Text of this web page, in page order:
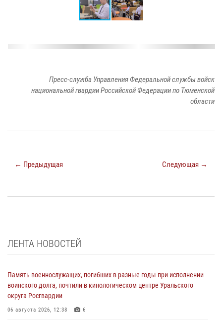
Пресс-служба Управления Федеральной службы войск
национальной гвардии Российской Федерации по Тюменской
области
← Предыдущая Следующая →
ЛЕНТА НОВОСТЕЙ
Память военнослужащих, погибших в разные годы при исполнении
воинского долга, почтили в кинологическом центре Уральского
округа Росгвардии
06 августа 2026, 12:38 6